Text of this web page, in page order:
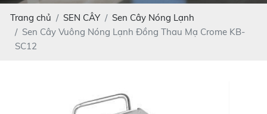
Trang chủ SEN CÂY
Sen Cây Nóng Lạnh
Sen Cây Vuông Nóng Lạnh Đồng Thau Mạ Crome KB-
SC12